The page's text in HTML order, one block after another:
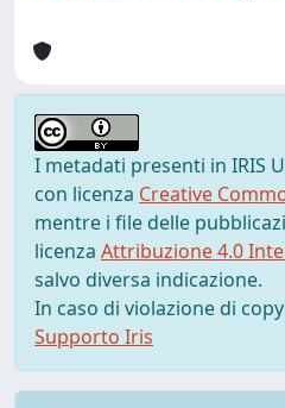
I metadati presenti in IRIS
con licenza Creative
mentre i file delle
licenza Attribuzione 4.0
salvo diversa indicazione.
In caso di violazione di
Supporto Iris